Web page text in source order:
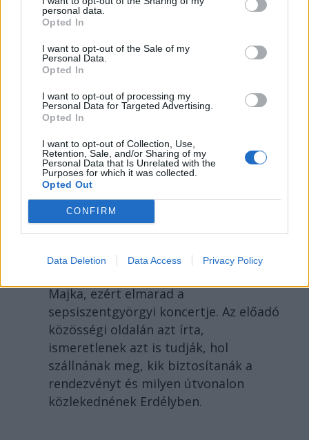
personal data.
Opted In
I want to opt-out of the Sale of my
Personal Data.
Opted In
I want to opt-out of processing my
Personal Data for Targeted Advertising.
Opted In
I want to opt-out of Collection, Use,
Retention, Sale, and/or Sharing of my
Personal Data that Is Unrelated with the
Purposes for which it was collected.
Opted Out
CONFIRM
Data Deletion Data Access Privacy Policy
Életveszélyesen
megfenyegették Majkát,
elmarad a
sepsiszentgyörgyi
koncertje
Majka, ezért elmarad a
sepsiszentgyörgyi koncertje. Az előadó
közösségi oldalán azt írta,
ismeretlenek azt is tudják, hol
szállnának meg, kik biztosítanák a
rendezvényt és milyen útvonalon
közlekednének Erdélyben.